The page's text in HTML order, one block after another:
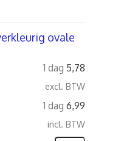
ovale
1 dag 5,78
excl. BTW
1 dag 6,99
incl. BTW